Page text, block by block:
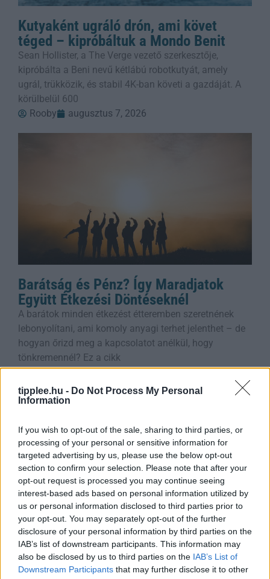
tipplee.hu - Do Not Process My Personal
Information
If you wish to opt-out of the sale, sharing to third parties, or
processing of your personal or sensitive information for
targeted advertising by us, please use the below opt-out
section to confirm your selection. Please note that after your
opt-out request is processed you may continue seeing
interest-based ads based on personal information utilized by
us or personal information disclosed to third parties prior to
your opt-out. You may separately opt-out of the further
disclosure of your personal information by third parties on the
IAB’s list of downstream participants. This information may
also be disclosed by us to third parties on the IAB’s List of
Downstream Participants that may further disclose it to other
Kutyaként ugráló drón, ami követ
téged – kipróbáltuk a Mondo Benit
Sean Hollister, a The Verge vezető szerkesztője,
kipróbálta a Beni nevű kétlábú robotkutyát, amely
ugrál, trükközik, és stabil 4K-ban követi a gazdáját. A
körülbelül 600
Rooby
augusztus 7, 2026
Barátság és Pénz? Így Maradjatok
Együtt Étkezési Döntéseknél
A barátok minden étkezést étteremben szeretnének
lebonyolítani, ami komoly anyagi terhet jelenthet – de
hogyan őrizd meg a kapcsolatot anélkül, hogy
tönkremennél? Ez a cikk
Rooby
augusztus 7, 2026
Robotteknológiai Diákgyőzelem a
Mikroműanyagok Ellen
Glen Young, a 16-year-old feltette a nagy kérdést: